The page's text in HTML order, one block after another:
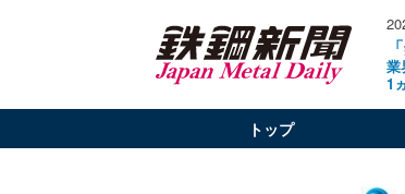
業
1
トップ